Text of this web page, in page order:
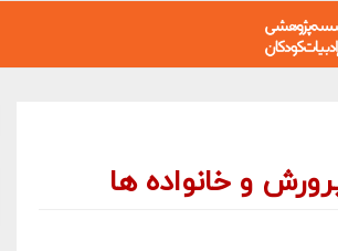
و خانواده ها